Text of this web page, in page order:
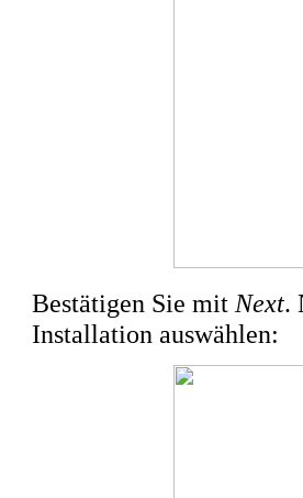
Bestätigen Sie mit Next.
Installation auswählen: